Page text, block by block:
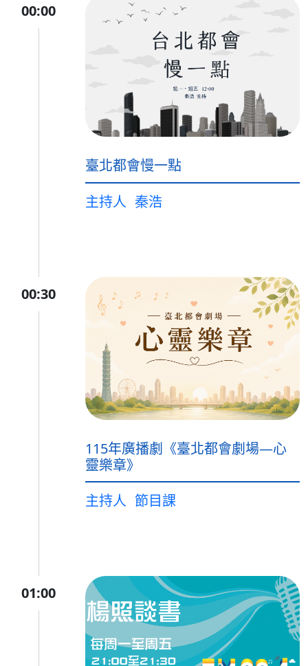
00:00
臺北都會慢一點
主持人 秦浩
00:30
115年廣播劇《臺北都會劇場—心
靈樂章》
主持人 節目課
01:00